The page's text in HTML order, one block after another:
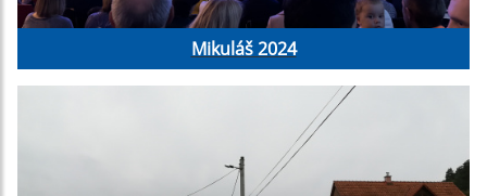
Mikuláš 2024